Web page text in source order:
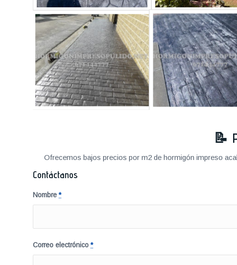
📝
Ofrecemos bajos precios por m2 de hormigón impreso
Contáctanos
Nombre*
Correo electrónico*